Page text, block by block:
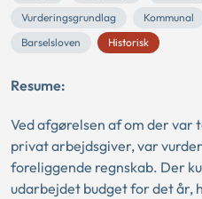
Vurderingsgrundlag
Kommunal
Barselsloven
Historisk
Resume:
Ved afgørelsen af om der var
privat arbejdsgiver, var
foreliggende regnskab. Der
udarbejdet budget for det år,